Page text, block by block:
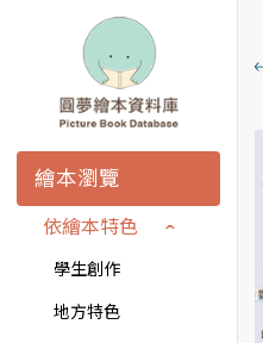
繪本瀏覽
依繪本特色
學生創作
地方特色